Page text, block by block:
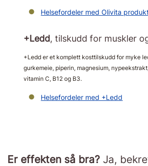
Helsefordeler med Olivita
+Ledd, tilskudd for muskler
+Ledd er et komplett kosttilskudd for myke
gurkemeie, piperin, magnesium,
vitamin C, B12 og B3.
Helsefordeler med +Ledd
Er effekten så bra? Ja,